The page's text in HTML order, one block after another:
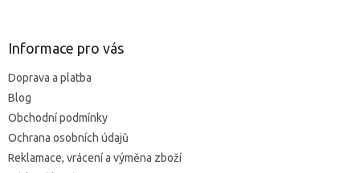
Informace pro vás
Doprava a platba
Blog
Obchodní podmínky
Ochrana osobních údajů
Reklamace, vrácení a výměna zboží